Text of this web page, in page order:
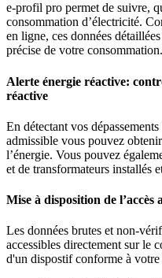
e-profil pro permet de suivre,
consommation d’électricité.
en ligne, ces données
précise de votre consommation.
Alerte énergie réactive:
réactive
En détectant vos
admissible vous pouvez
l’énergie. Vous pouvez
et de transformateurs installés
Mise à disposition de l’accès
Les données brutes et non-
accessibles directement sur le
d'un dispostif conforme à votre